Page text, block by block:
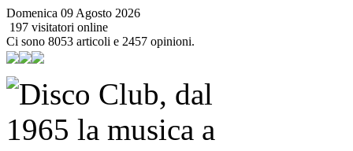
Domenica 09 Agosto 2026
197 visitatori online
Ci sono 8053 articoli e 2457 opinioni.